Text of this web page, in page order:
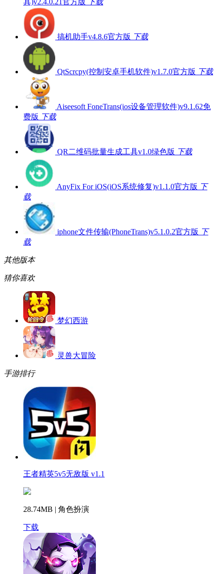
搞机助手v4.8.6官方版 下载
QtScrcpy(控制安卓手机软件)v1.7.0官方版 下载
Aiseesoft FoneTrans(ios设备管理软件)v9.1.62免
费版 下载
QR二维码批量生成工具v1.0绿色版 下载
AnyFix For iOS(iOS系统修复)v1.1.0官方版 下
载
iphone文件传输(PhoneTrans)v5.1.0.2官方版 下
载
其他版本
猜你喜欢
梦幻西游
灵兽大冒险
手游排行
王者精英5v5无敌版 v1.1
28.74MB | 角色扮演
下载